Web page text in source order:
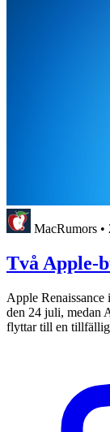
MacRumors •
Två Apple-
Apple
den 24 juli, medan
flyttar till en tillfällig